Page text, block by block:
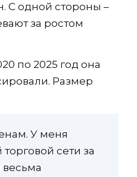
С одной стороны –
за ростом
по 2025 год она
Размер
У меня
сети за
весьма